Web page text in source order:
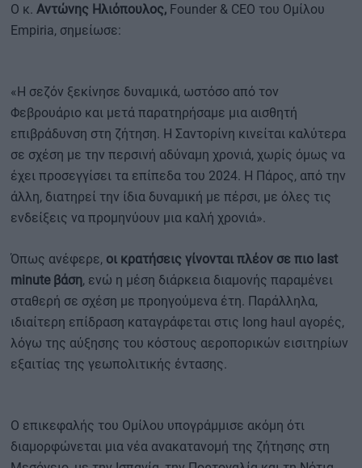
Ο κ. Αντώνης Ηλιόπουλος, Founder & CEO του Ομίλου
Empiria, σημείωσε:
«Η σεζόν ξεκίνησε δυναμικά, ωστόσο από τον
Φεβρουάριο και μετά παρατηρήσαμε μια αισθητή
επιβράδυνση στη ζήτηση. Η Σαντορίνη κινείται καλύτερα
σε σχέση με την περσινή αδύναμη χρονιά, χωρίς όμως να
έχει προσεγγίσει τα επίπεδα του 2024. Η Πάρος, από την
άλλη, διατηρεί την ίδια δυναμική με πέρσι, με όλες τις
ενδείξεις να προμηνύουν μια καλή χρονιά».
Όπως ανέφερε, οι κρατήσεις γίνονται πλέον σε πιο last
minute βάση, ενώ η μέση διάρκεια διαμονής παραμένει
σταθερή σε σχέση με προηγούμενα έτη. Παράλληλα,
ιδιαίτερη επίδραση καταγράφεται στις long haul αγορές,
λόγω της αύξησης του κόστους αεροπορικών εισιτηρίων
εξαιτίας της γεωπολιτικής έντασης.
Ο επικεφαλής του Ομίλου υπογράμμισε ακόμη ότι
διαμορφώνεται μια νέα ανακατανομή της ζήτησης στη